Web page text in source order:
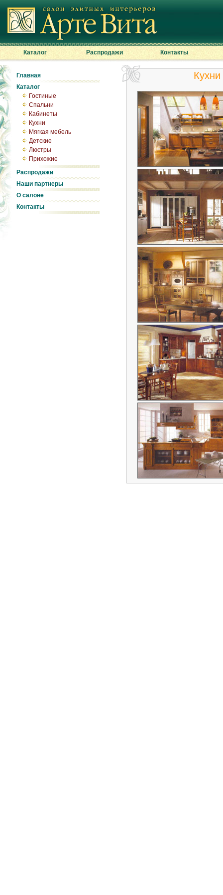
Каталог Распродажи Контакты
Главная
Каталог
Гостиные
Спальни
Кабинеты
Кухни
Мягкая мебель
Детские
Люстры
Прихожие
Распродажи
Наши партнеры
О салоне
Контакты